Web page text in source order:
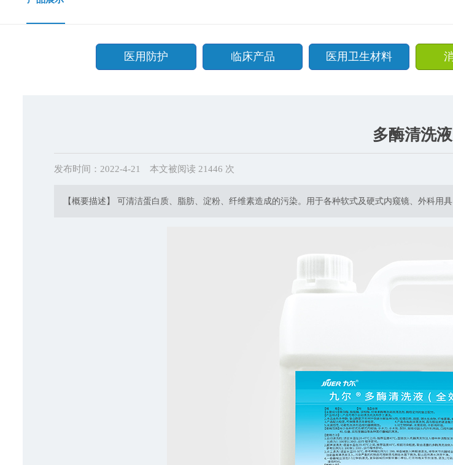
医用防护 临床产品 医用卫生材料
多酶清洗液
发布时间：2022-4-21 本文被阅读 21446 次
【概要描述】 可清洁蛋白质、脂肪、淀粉、纤维素造成的污染。用于各种软式及硬式内窥镜、外科用